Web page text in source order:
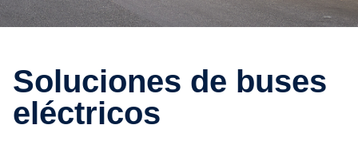
Soluciones de buses
eléctricos